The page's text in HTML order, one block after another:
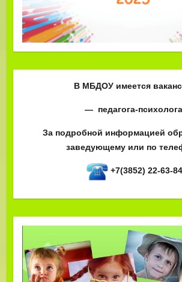
В МБДОУ имеется
— педагога-
За подробной информацией
заведующему или по
+7(3852) 22-63-84